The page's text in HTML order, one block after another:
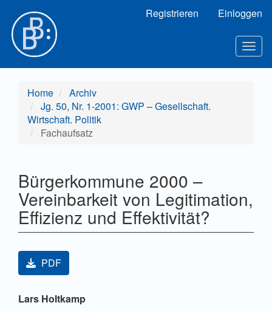
Hauptinhalt
Sidebar
Registrieren Einloggen
Home
Archiv
Jg. 50, Nr. 1-2001: GWP – Gesellschaft.
Wirtschaft. Politik
Fachaufsatz
Bürgerkommune 2000 –
Vereinbarkeit von Legitimation,
Effizienz und Effektivität?
Artikel-Sidebar
PDF
Hauptsächlicher Artikelinhalt
Lars Holtkamp